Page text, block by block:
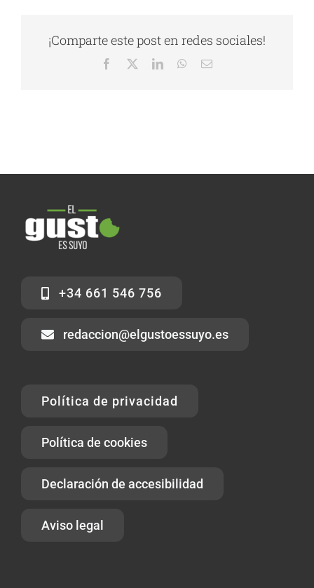
¡Comparte este post en redes sociales!
Facebook LinkedInWhatsApp
Correo
+34 661 546 756
redaccion@elgustoessuyo.es
Política de privacidad
Política de cookies
Declaración de accesibilidad
Aviso legal